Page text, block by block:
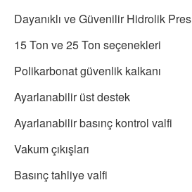
Dayanıklı ve Güvenilir Hidrolik Pres
15 Ton ve 25 Ton seçenekleri
Polikarbonat güvenlik kalkanı
Ayarlanabilir üst destek
Ayarlanabilir basınç kontrol valfi
Vakum çıkışları
Basınç tahliye valfi